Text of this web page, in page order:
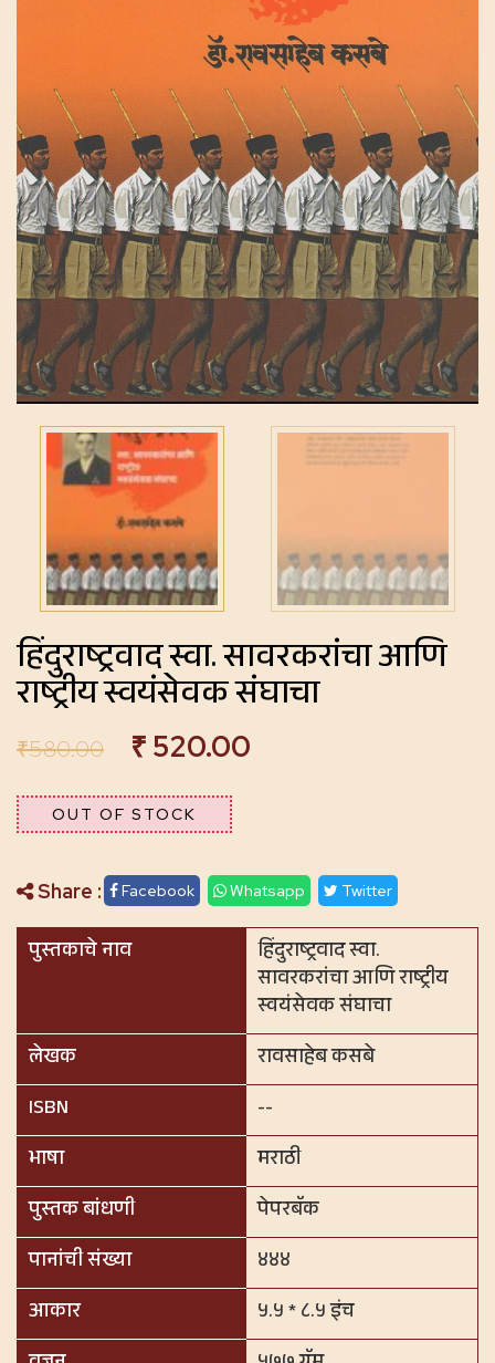
हिंदुराष्ट्रवाद स्वा. सावरकरांचा आणि
राष्ट्रीय स्वयंसेवक संघाचा
₹580.00 ₹ 520.00
OUT OF STOCK
Share : Facebook Whatsapp Twitter
पुस्तकाचे नाव
हिंदुराष्ट्रवाद स्वा.
सावरकरांचा आणि राष्ट्रीय
स्वयंसेवक संघाचा
लेखक
रावसाहेब कसबे
ISBN
--
भाषा
मराठी
पुस्तक बांधणी
पेपरबॅक
पानांची संख्या
४४४
आकार
५.५ * ८.५ इंच